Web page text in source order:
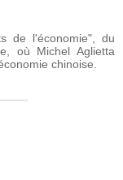
de l'économie", du
où Michel Aglietta
chinoise.